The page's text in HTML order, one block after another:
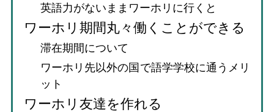
英語力がないままワーホリに行くと
ワーホリ期間丸々働くことができる
滞在期間について
ワーホリ先以外の国で語学学校に通うメリ
ット
ワーホリ友達を作れる